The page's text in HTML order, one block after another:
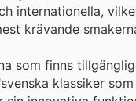
internationella,
krävande
som finns
klassiker